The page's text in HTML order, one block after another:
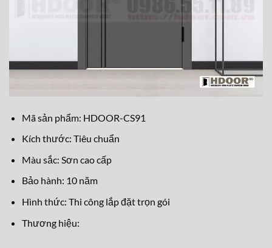
Mã sản phẩm: HDOOR-CS91
Kích thước: Tiêu chuẩn
Màu sắc: Sơn cao cấp
Bảo hành: 10 năm
Hình thức: Thi công lắp đặt trọn gói
Thương hiệu: